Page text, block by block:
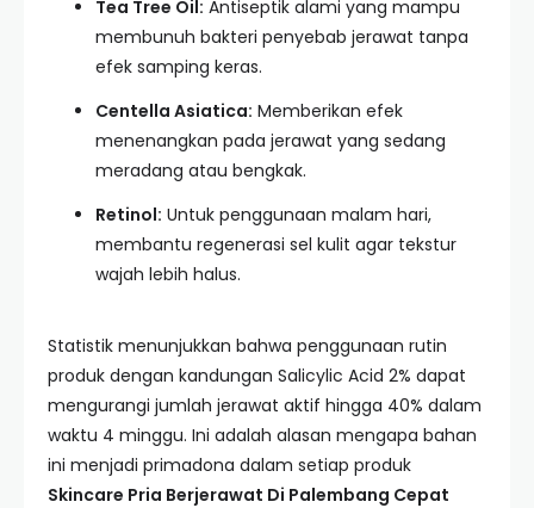
Tea Tree Oil: Antiseptik alami yang mampu
membunuh bakteri penyebab jerawat tanpa
efek samping keras.
Centella Asiatica: Memberikan efek
menenangkan pada jerawat yang sedang
meradang atau bengkak.
Retinol: Untuk penggunaan malam hari,
membantu regenerasi sel kulit agar tekstur
wajah lebih halus.
Statistik menunjukkan bahwa penggunaan rutin
produk dengan kandungan Salicylic Acid 2% dapat
mengurangi jumlah jerawat aktif hingga 40% dalam
waktu 4 minggu. Ini adalah alasan mengapa bahan
ini menjadi primadona dalam setiap produk
Skincare Pria Berjerawat Di Palembang Cepat